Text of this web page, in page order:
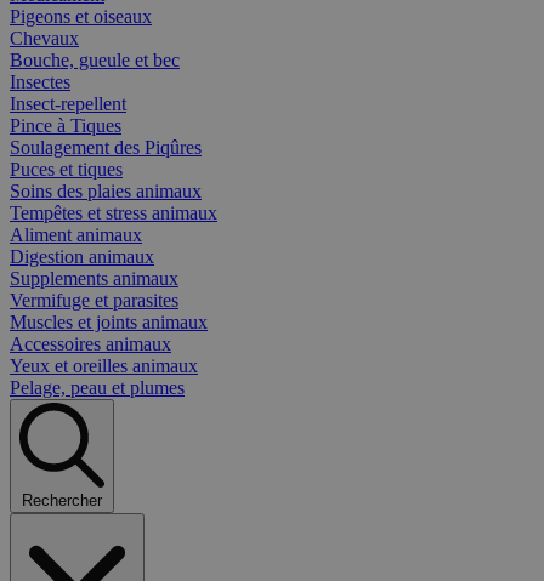
Pigeons et oiseaux
Chevaux
Bouche, gueule et bec
Insectes
Insect-repellent
Pince à Tiques
Soulagement des Piqûres
Puces et tiques
Soins des plaies animaux
Tempêtes et stress animaux
Aliment animaux
Digestion animaux
Supplements animaux
Vermifuge et parasites
Muscles et joints animaux
Accessoires animaux
Yeux et oreilles animaux
Pelage, peau et plumes
Rechercher